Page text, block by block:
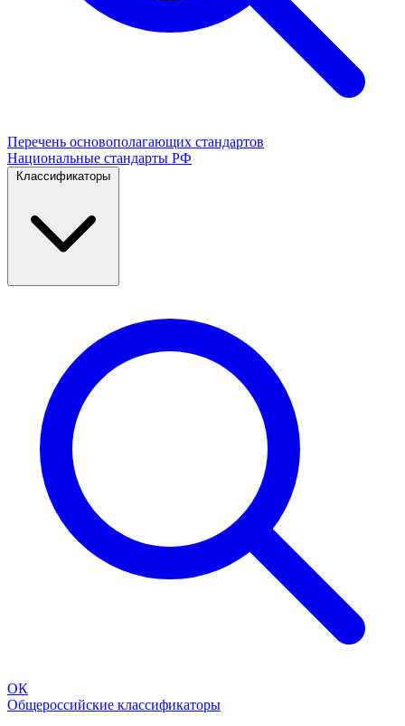
Перечень основополагающих стандартов
Национальные стандарты РФ
Классификаторы
ОК
Общероссийские классификаторы